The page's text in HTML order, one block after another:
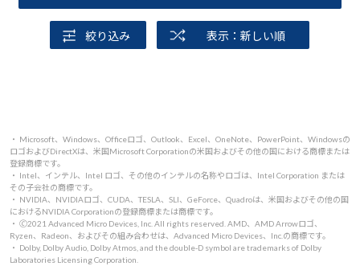
絞り込み 表示：新しい順
・ Microsoft、Windows、Officeロゴ、Outlook、Excel、OneNote、PowerPoint、Windowsの
ロゴおよびDirectXは、米国Microsoft Corporationの米国およびその他の国における商標または
登録商標です。
・ Intel、インテル、Intel ロゴ、その他のインテルの名称やロゴは、Intel Corporation または
その子会社の商標です。
・ NVIDIA、NVIDIAロゴ、CUDA、TESLA、SLI、GeForce、Quadroは、米国およびその他の国
におけるNVIDIA Corporationの登録商標または商標です。
・ 🄫2021 Advanced Micro Devices, Inc. All rights reserved. AMD、AMD Arrowロゴ、
Ryzen、Radeon、およびその組み合わせは、Advanced Micro Devices、Inc.の商標です。
・ Dolby, Dolby Audio, Dolby Atmos, and the double-D symbol are trademarks of Dolby
Laboratories Licensing Corporation.